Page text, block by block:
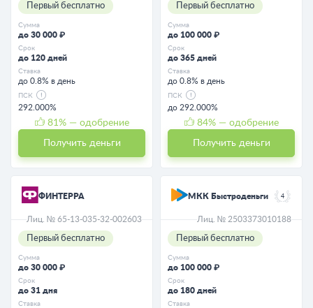
Первый бесплатно
Сумма
до 30 000 ₽
Срок
до 120 дней
Ставка
до 0.8% в день
ПСК
292.000%
81 % — одобрение
Получить деньги
Первый бесплатно
Сумма
до 100 000 ₽
Срок
до 365 дней
Ставка
до 0.8% в день
ПСК
до 292.000%
84% — одобрение
Получить деньги
ФИНТЕРРА
Лиц. № 65-13-035-32-002603
Первый бесплатно
Сумма
до 30 000 ₽
Срок
до 31 дня
Ставка
МКК Быстроденьги 4
Лиц. № 2503373010188
Первый бесплатно
Сумма
до 100 000 ₽
Срок
до 180 дней
Ставка